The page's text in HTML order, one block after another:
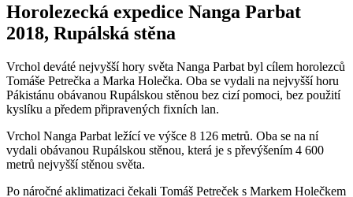
Horolezecká expedice Nanga Parbat
2018, Rupálská stěna
Vrchol deváté nejvyšší hory světa Nanga Parbat byl cílem horolezců
Tomáše Petrečka a Marka Holečka. Oba se vydali na nejvyšší horu
Pákistánu obávanou Rupálskou stěnou bez cizí pomoci, bez použití
kyslíku a předem připravených fixních lan.
Vrchol Nanga Parbat ležící ve výšce 8 126 metrů. Oba se na ní
vydali obávanou Rupálskou stěnou, která je s převýšením 4 600
metrů nejvyšší stěnou světa.
Po náročné aklimatizaci čekali Tomáš Petreček s Markem Holečkem